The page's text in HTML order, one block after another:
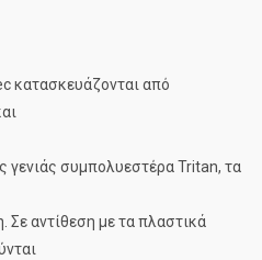
κατασκευάζονται από
γενιάς συμπολυεστέρα Tritan, τα
Σε αντίθεση με τα πλαστικά